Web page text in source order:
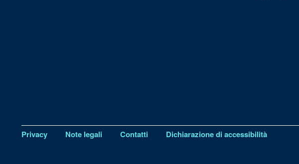
Privacy Note legali Contatti Dichiarazione di accessibilità